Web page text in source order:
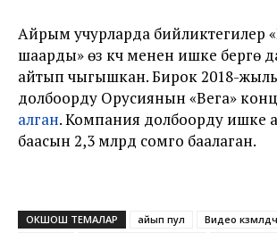
Айрым учурларда бийликтегилер
шаарды» өз күчү менен ишке берүүгө
айтып чыгышкан. Бирок 2018-
долбоорду Орусиянын «Вега»
алган. Компания долбоорду ишке
баасын 2,3 млрд сомго баалаган.
ОКШОШ ТЕМАЛАР айып пул
Видео